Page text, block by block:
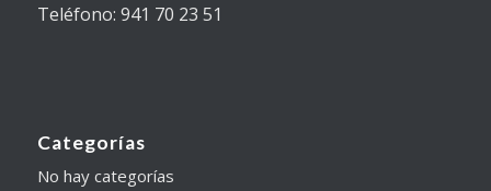
Teléfono: 941 70 23 51
Categorías
No hay categorías